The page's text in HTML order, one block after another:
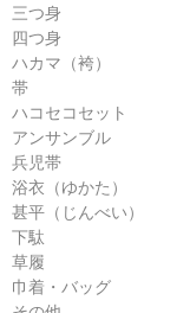
三つ身
四つ身
ハカマ（袴）
帯
ハコセコセット
アンサンブル
兵児帯
浴衣（ゆかた）
甚平（じんべい）
下駄
草履
巾着・バッグ